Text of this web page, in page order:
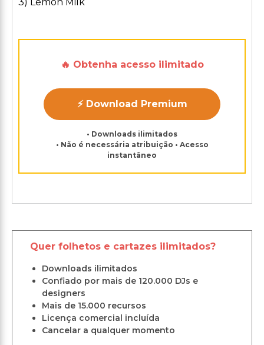
🔥 Obtenha acesso ilimitado
⚡ Download Premium
• Downloads ilimitados
• Não é necessária atribuição • Acesso
instantâneo
Quer folhetos e cartazes ilimitados?
Downloads ilimitados
Confiado por mais de 120.000 DJs e
designers
Mais de 15.000 recursos
Licença comercial incluída
Cancelar a qualquer momento